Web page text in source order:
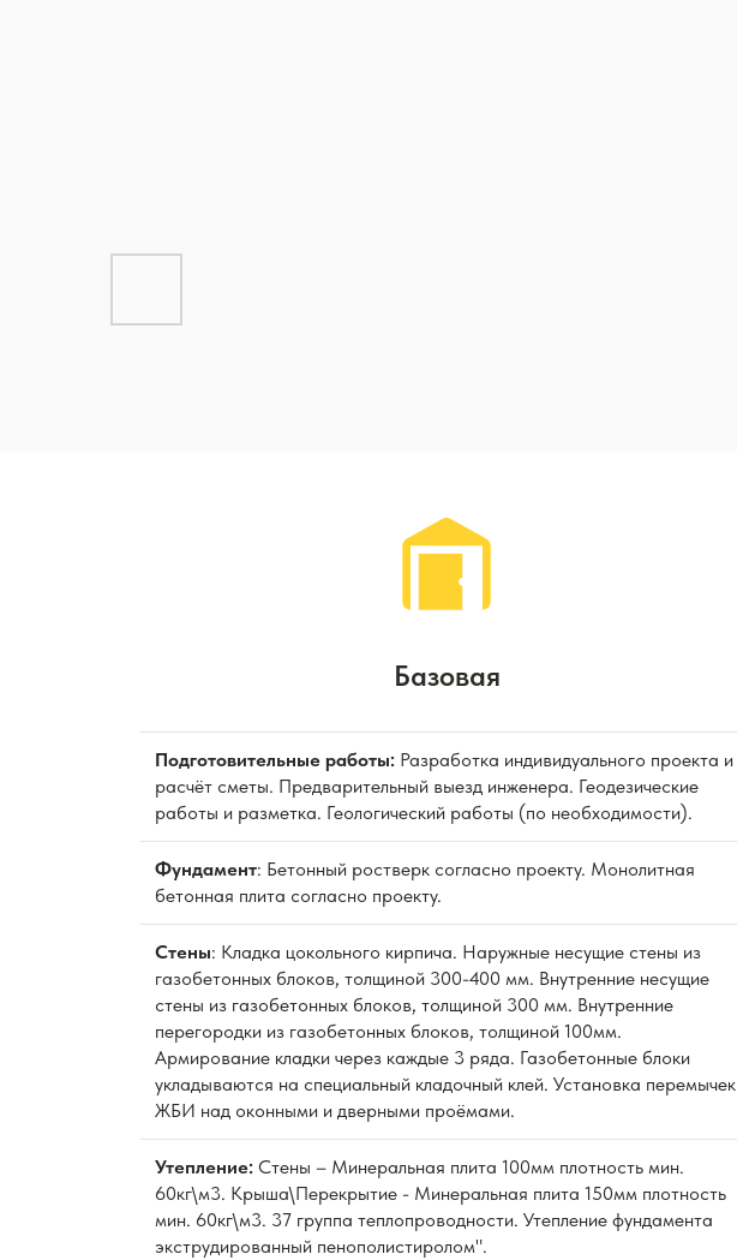
Базовая
Подготовительные работы: Разработка индивидуального проекта и
расчёт сметы. Предварительный выезд инженера. Геодезические
работы и разметка. Геологический работы (по необходимости).
Фундамент: Бетонный ростверк согласно проекту. Монолитная
бетонная плита согласно проекту.
Стены: Кладка цокольного кирпича. Наружные несущие стены из
газобетонных блоков, толщиной 300-400 мм. Внутренние несущие
стены из газобетонных блоков, толщиной 300 мм. Внутренние
перегородки из газобетонных блоков, толщиной 100мм.
Армирование кладки через каждые 3 ряда. Газобетонные блоки
укладываются на специальный кладочный клей. Установка перемычек
ЖБИ над оконными и дверными проёмами.
Утепление: Стены – Минеральная плита 100мм плотность мин.
60кг\м3. Крыша\Перекрытие - Минеральная плита 150мм плотность
мин. 60кг\м3. 37 группа теплопроводности. Утепление фундамента
экструдированный пенополистиролом".